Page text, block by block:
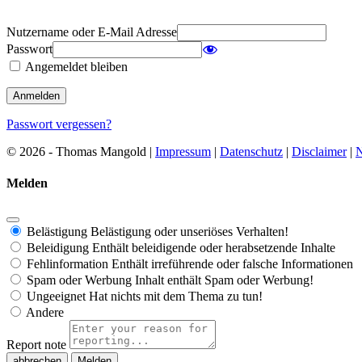
Nutzername oder E-Mail Adresse
Passwort
Angemeldet bleiben
Passwort vergessen?
© 2026 - Thomas Mangold | Impressum | Datenschutz | Disclaimer|
Melden
Belästigung Belästigung oder unseriöses Verhalten!
Beleidigung Enthält beleidigende oder herabsetzende Inhalte
Fehlinformation Enthält irreführende oder falsche Informationen
Spam oder Werbung Inhalt enthält Spam oder Werbung!
Ungeeignet Hat nichts mit dem Thema zu tun!
Andere
Report note